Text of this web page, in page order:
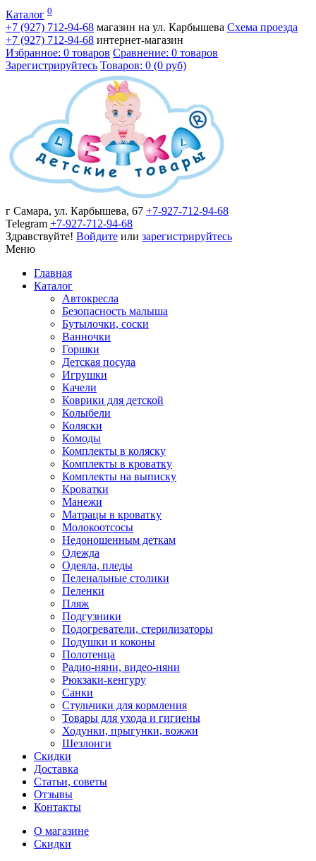
Каталог 0
+7 (927) 712-94-68 магазин на ул. Карбышева Схема проезда
+7 (927) 712-94-68 интернет-магазин
Избранное: 0 товаров Сравнение: 0 товаров
Зарегистрируйтесь Товаров: 0 (0 руб)
г Самара, ул. Карбышева, 67 +7-927-712-94-68
Telegram +7-927-712-94-68
Здравствуйте! Войдите или зарегистрируйтесь
Меню
Главная
Каталог
Автокресла
Безопасность малыша
Бутылочки, соски
Ванночки
Горшки
Детская посуда
Игрушки
Качели
Коврики для детской
Колыбели
Коляски
Комоды
Комплекты в коляску
Комплекты в кроватку
Комплекты на выписку
Кроватки
Манежи
Матрацы в кроватку
Молокоотсосы
Недоношенным деткам
Одежда
Одеяла, пледы
Пеленальные столики
Пеленки
Пляж
Подгузники
Подогреватели, стерилизаторы
Подушки и коконы
Полотенца
Радио-няни, видео-няни
Рюкзаки-кенгуру
Санки
Стульчики для кормления
Товары для ухода и гигиены
Ходунки, прыгунки, вожжи
Шезлонги
Скидки
Доставка
Статьи, советы
Отзывы
Контакты
О магазине
Скидки